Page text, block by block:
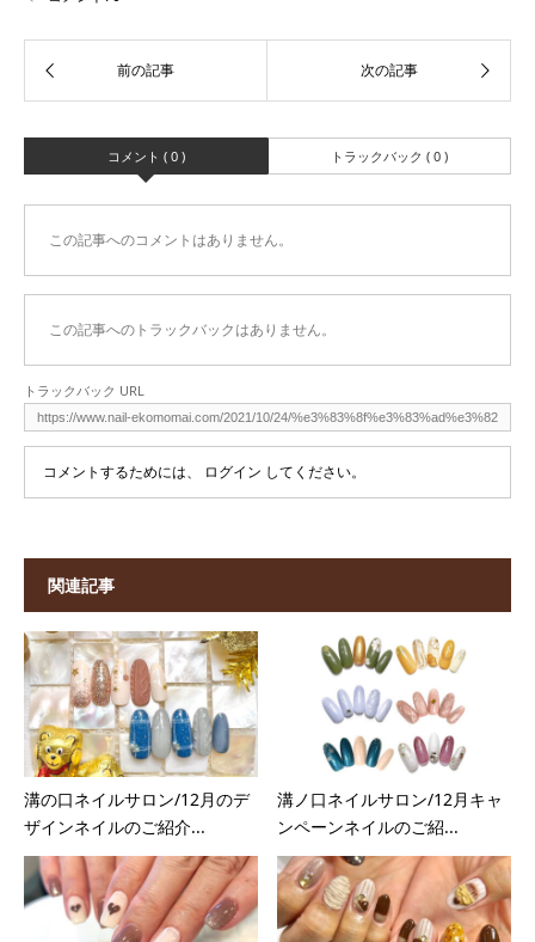
コメント ( 0 ) トラックバック ( 0 )
この記事へのコメントはありません。
この記事へのトラックバックはありません。
トラックバック URL
コメントするためには、 ログイン してください。
関連記事
溝の口ネイルサロン/12月のデ
ザインネイルのご紹介...
溝ノ口ネイルサロン/12月キャ
ンペーンネイルのご紹...